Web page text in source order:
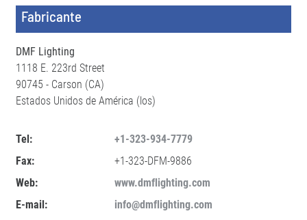
Fabricante
DMF Lighting
1118 E. 223rd Street
90745 - Carson (CA)
Estados Unidos de América (los)
Tel:
+1-323-934-7779
Fax:
+1-323-DFM-9886
Web:
www.dmflighting.com
E-mail:
info@dmflighting.com